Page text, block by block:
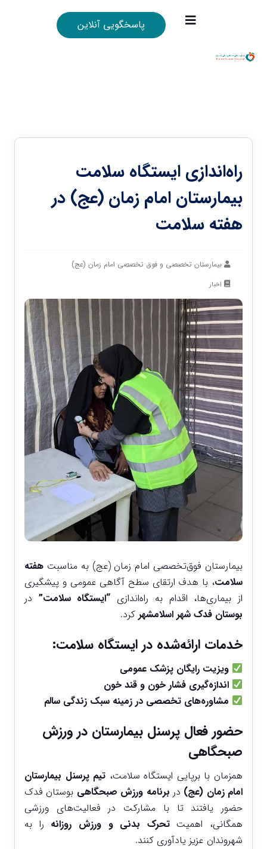
پاسخگویی آنلاین
راه‌اندازی ایستگاه سلامت
بیمارستان امام زمان (عج) در
هفته سلامت
بیمارستان تخصصی و فوق تخصصی امام زمان (عج)
اخبار
بیمارستان فوق‌تخصصی امام زمان (عج) به مناسبت هفته
سلامت، با هدف ارتقای سطح آگاهی عمومی و پیشگیری
از بیماری‌ها، اقدام به راه‌اندازی “ایستگاه سلامت” در
بوستان فدک شهر اسلامشهر کرد.
خدمات ارائه‌شده در ایستگاه سلامت:
ویزیت رایگان پزشک عمومی
اندازه‌گیری فشار خون و قند خون
مشاوره‌های تخصصی در زمینه سبک زندگی سالم
حضور فعال پرسنل بیمارستان در ورزش
صبحگاهی
همزمان با برپایی ایستگاه سلامت، تیم پرسنل بیمارستان
امام زمان (عج) در برنامه ورزش صبحگاهی بوستان فدک
حضور یافتند تا با مشارکت در فعالیت‌های ورزشی
همگانی، اهمیتتحرک بدنی و ورزش روزانه را به
شهروندان عزیز یادآوری کنند.